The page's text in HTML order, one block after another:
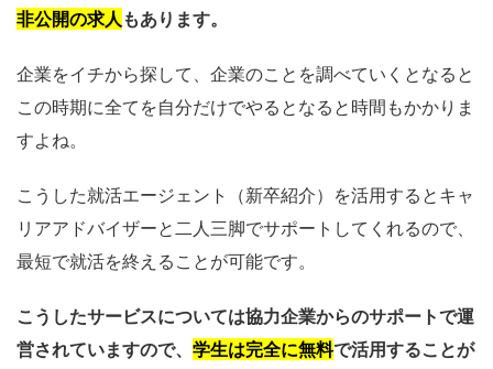
非公開の求人 もあります。
企業をイチから探して、企業のことを調べていくとなると
この時期に全てを自分だけでやるとなると時間もかかりま
すよね。
こうした就活エージェント（新卒紹介）を活用するとキャ
リアアドバイザーと二人三脚でサポートしてくれるので、
最短で就活を終えることが可能です。
こうしたサービスについては協力企業からのサポートで運
営されていますので、 学生は完全に無料で活用することが